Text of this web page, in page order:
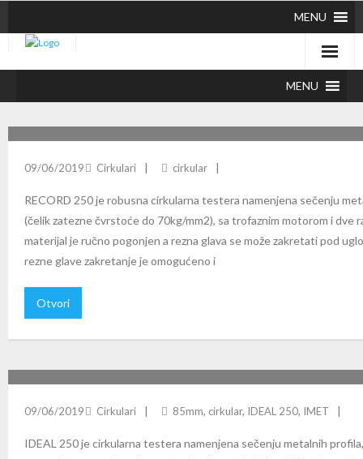
MENU
MENU
09/06/2019 Cirkulari cirkular
RECORD 250 je robusna cirkularna testera namenjena sečenju
(čelik zatezne čvrstoće do 70kg/mm2), sa trofaznim motorom i dve
materijal je ručno pogonjen a rezna glava se može zakretati pod
rezne glave zakretanje je omogućeno i
Otvori
09/06/2019 Cirkulari 85mm, cirkular, IDEAL 250, IMET
IDEAL 250 je cirkularna testera namenjena sečenju metalnih